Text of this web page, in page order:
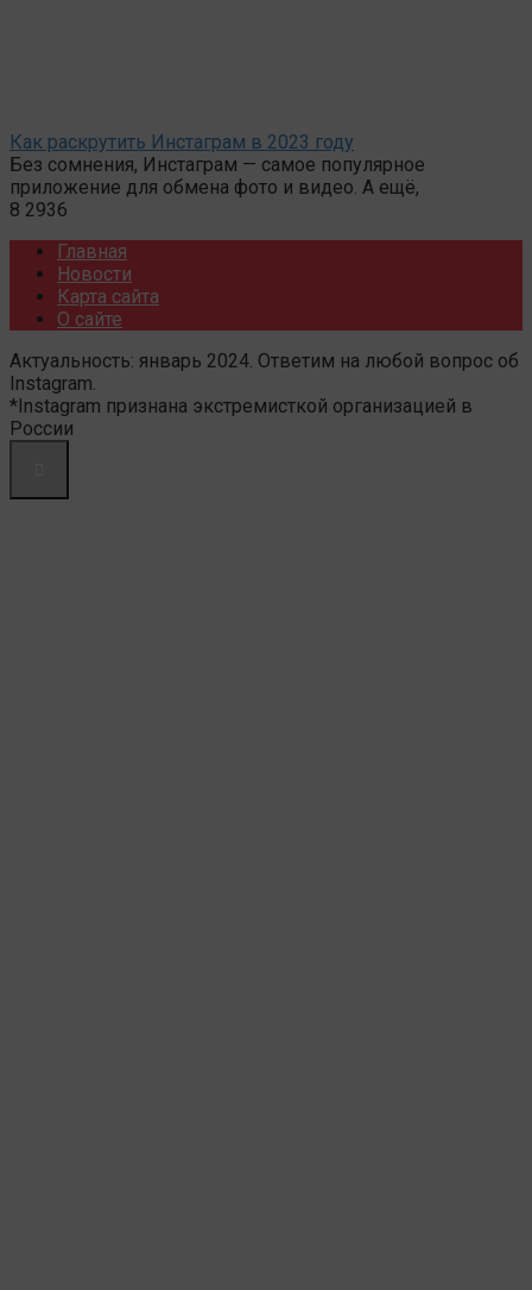
Как раскрутить Инстаграм в 2023 году
Без сомнения, Инстаграм — самое популярное
приложение для обмена фото и видео. А ещё,
8 2936
Главная
Новости
Карта сайта
О сайте
Актуальность: январь 2024. Ответим на любой вопрос об
Instagram.
*Instagram признана экстремисткой организацией в
России